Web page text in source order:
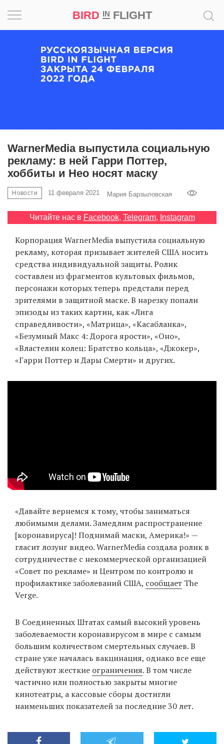
BIRD INFLIGHT
EN
UA
WarnerMedia выпустила социальную
рекламу: в ней Гарри Поттер,
хоббиты и Нео носят маску
Новости 11 февраля 2021 Мария Барзыловская
Читайте нас в Facebook, Telegram, Instagram
Корпорация WarnerMedia выпустила социальную
рекламу, которая призывает жителей США носить
средства индивидуальной защиты. Ролик
составлен из фрагментов культовых фильмов,
персонажи которых теперь предстали перед
зрителями в защитной маске. В нарезку попали
эпизоды из таких картин, как «Лига
справедливости», «Матрица», «Касабланка»,
«Безумный Макс 4: Дорога ярости», «Оно»,
«Властелин колец: Братство кольца», «Джокер»,
«Гарри Поттер и Дары Смерти» и других.
«Давайте вернемся к тому, чтобы заниматься
любимыми делами. Замедлим распространение
[коронавируса]! Поднимай маски, Америка!» —
гласит лозунг видео. WarnerMedia создала ролик в
сотрудничестве с некоммерческой организацией
«Совет по рекламе» и Центром по контролю и
профилактике заболеваний США, сообщает The
Verge.
В Соединенных Штатах самый высокий уровень
заболеваемости коронавирусом в мире с самым
большим количеством смертельных случаев. В
стране уже началась вакцинация, однако все еще
действуют жесткие ограничения. В том числе
частично или полностью закрыты многие
кинотеатры, а кассовые сборы достигли
наименьших показателей за последние 30 лет.